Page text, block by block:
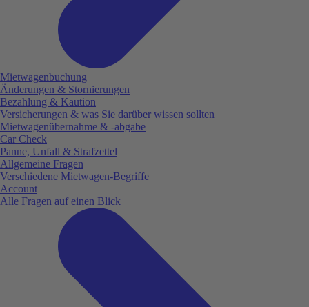
Mietwagenbuchung
Änderungen & Stornierungen
Bezahlung & Kaution
Versicherungen & was Sie darüber wissen sollten
Mietwagenübernahme & -abgabe
Car Check
Panne, Unfall & Strafzettel
Allgemeine Fragen
Verschiedene Mietwagen-Begriffe
Account
Alle Fragen auf einen Blick